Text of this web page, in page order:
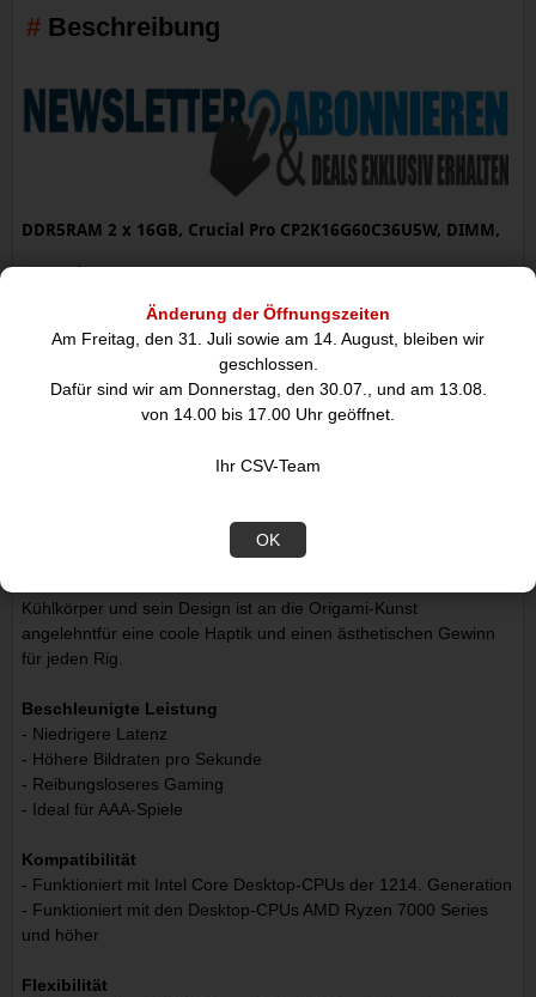
Änderung der Öffnungszeiten
Am Freitag, den 31. Juli sowie am 14. August, bleiben wir
geschlossen.
Dafür sind wir am Donnerstag, den 30.07., und am 13.08.
von 14.00 bis 17.00 Uhr geöffnet.
Ihr CSV-Team
OK
Beschreibung
DDR5RAM 2 x 16GB, Crucial Pro CP2K16G60C36U5W, DIMM,
CL36 Kit
DDR5 Pro Speicher zum Übertakten
Bringen Sie die Leistung auf die nächste Stufe mit der enormen
Geschwindigkeit und Bandbreite von Crucial DDR5 Pro Speicher:
Overclocking Edition. Mobilisieren Sie die Leistung niedriger
Latenz, um noch schneller zu werden und den nächsten Sieg zu
leistungsstarker DDR5 Pro Speicher zum Übertakten unterstützt
Kühlkörper und sein Design ist an die Origami-Kunst
angelehntfür eine coole Haptik und einen ästhetischen Gewinn
für jeden Rig.
Beschleunigte Leistung
- Niedrigere Latenz
- Höhere Bildraten pro Sekunde
- Reibungsloseres Gaming
- Ideal für AAA-Spiele
Kompatibilität
- Funktioniert mit Intel Core Desktop-CPUs der 1214. Generation
- Funktioniert mit den Desktop-CPUs AMD Ryzen 7000 Series
und höher
Flexibilität